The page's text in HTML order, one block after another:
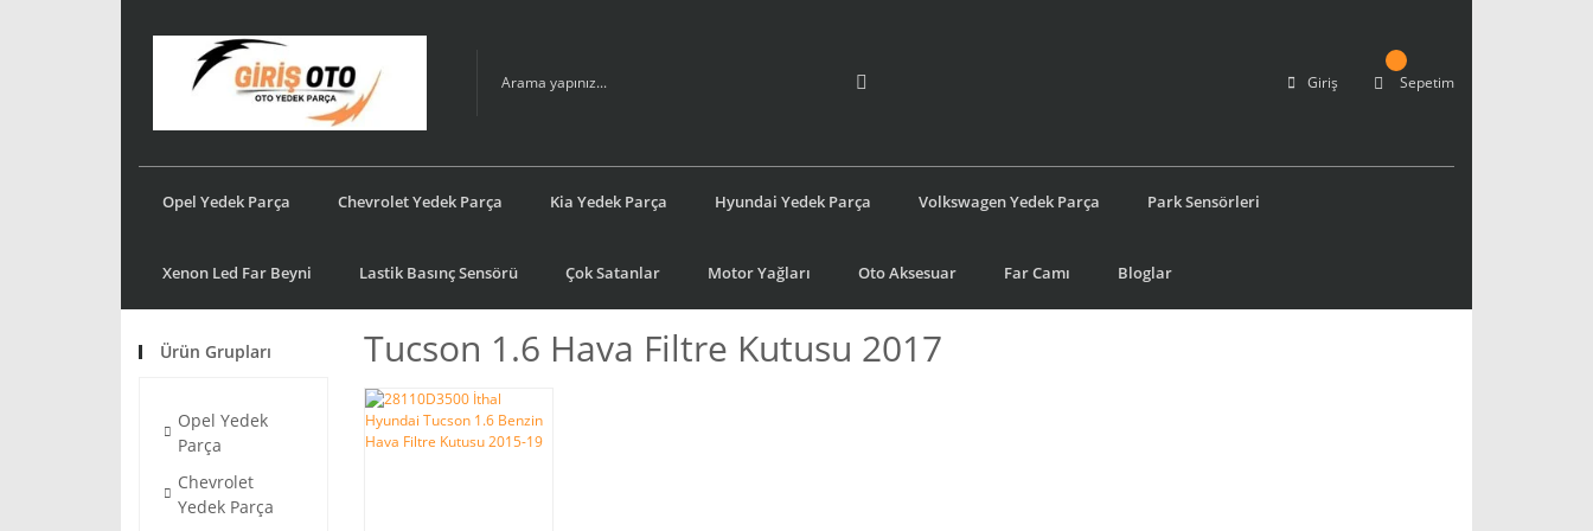
Giriş Sepetim
Opel Yedek Parça Chevrolet Yedek Parça Kia Yedek Parça Hyundai Yedek Parça Volkswagen Yedek Parça Park Sensörleri
Xenon Led Far Beyni Lastik Basınç Sensörü Çok Satanlar Motor Yağları Oto Aksesuar Far Camı Bloglar
Ürün Grupları
Opel Yedek
Parça
Chevrolet
Yedek Parça
Tucson 1.6 Hava Filtre Kutusu 2017